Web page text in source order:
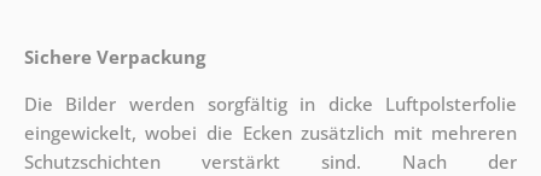
Sichere Verpackung
Die Bilder werden sorgfältig in dicke Luftpolsterfolie
eingewickelt, wobei die Ecken zusätzlich mit mehreren
Schutzschichten verstärkt sind. Nach der